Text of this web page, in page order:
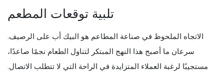
تلبية توقعات المطعم
الاتجاه الملحوظ في صناعة المطاعم هو البيك أب على الرصيف.
سرعان ما أصبح هذا النهج المبتكر لتناول الطعام نجمًا صاعدًا،
مستجيبًا لرغبة العملاء المتزايدة في الراحة التي لا تتطلب الاتصال.